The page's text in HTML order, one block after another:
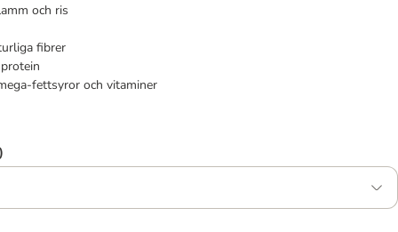
och ris
fibrer
fettsyror och vitaminer